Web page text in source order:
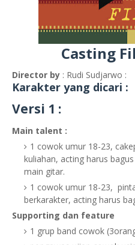
Casting
Director by : Rudi Sudjarwo :
Karakter yang dicari :
Versi 1 :
Main talent :
1 cowok umur 18-23,
kuliahan, acting harus
main gitar.
1 cowok umur 18-23,
berkarakter, acting harus
Supporting dan feature
1 grup band cowok